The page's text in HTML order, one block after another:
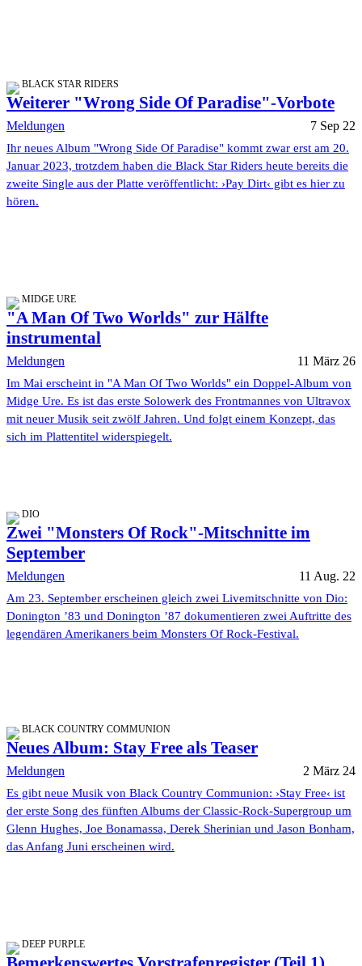
BLACK STAR RIDERS
Weiterer "Wrong Side Of Paradise"-Vorbote
Meldungen 7 Sep 22
Ihr neues Album "Wrong Side Of Paradise" kommt zwar erst am 20.
Januar 2023, trotzdem haben die Black Star Riders heute bereits die
zweite Single aus der Platte veröffentlicht: ›Pay Dirt‹ gibt es hier zu
hören.
MIDGE URE
"A Man Of Two Worlds" zur Hälfte
instrumental
Meldungen 11 März 26
Im Mai erscheint in "A Man Of Two Worlds" ein Doppel-Album von
Midge Ure. Es ist das erste Solowerk des Frontmannes von Ultravox
mit neuer Musik seit zwölf Jahren. Und folgt einem Konzept, das
sich im Plattentitel widerspiegelt.
DIO
Zwei "Monsters Of Rock"-Mitschnitte im
September
Meldungen 11 Aug. 22
Am 23. September erscheinen gleich zwei Livemitschnitte von Dio:
Donington ’83 und Donington ’87 dokumentieren zwei Auftritte des
legendären Amerikaners beim Monsters Of Rock-Festival.
BLACK COUNTRY COMMUNION
Neues Album: Stay Free als Teaser
Meldungen 2 März 24
Es gibt neue Musik von Black Country Communion: ›Stay Free‹ ist
der erste Song des fünften Albums der Classic-Rock-Supergroup um
Glenn Hughes, Joe Bonamassa, Derek Sherinian und Jason Bonham,
das Anfang Juni erscheinen wird.
DEEP PURPLE